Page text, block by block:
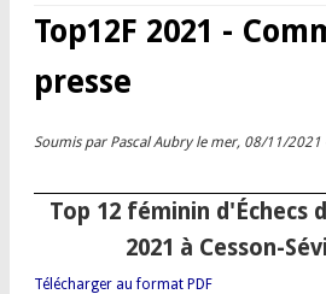
Top12F 2021 -
presse
Soumis par Pascal Aubryle mer, 08/11/2021
Top 12 féminin d'Échecs
2021 à Cesson-
Télécharger au format PDF